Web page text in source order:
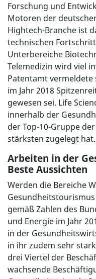
Forschung und
Motoren der
Hightech-Branche ist
technischen
Unterbereiche
Telemedizin wird viel
Patentamt
im Jahr 2018
gewesen sei. Life
innerhalb der
der Top-10-Gruppe
stärksten zugelegt hat.
Arbeiten in der
Beste Aussichten
Werden die Bereiche
gemäß Zahlen des
und Energie im Jahr
in der
in ihr zudem sehr
drei Viertel der
wachsende